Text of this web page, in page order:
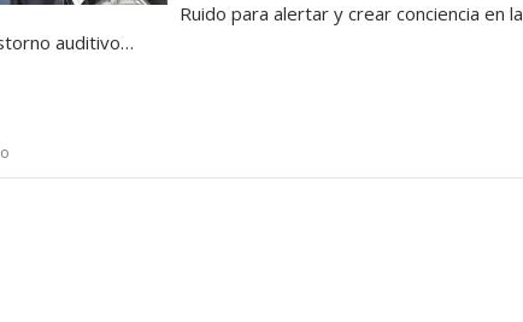
Ruido para alertar y crear conciencia en la
auditivo…